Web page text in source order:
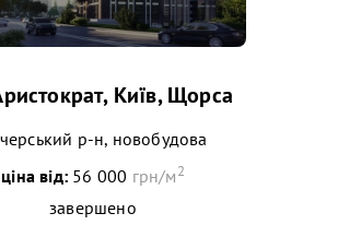
Київ, Щорса
р-н, новобудова
ціна від: 56 000 грн/м2
завершено